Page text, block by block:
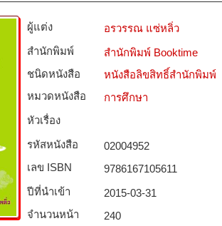
ผู้แต่ง
อรวรรณ แซ่หลิ่ว
สำนักพิมพ์
สำนักพิมพ์ Booktime
ชนิดหนังสือ­
หนังสือลิขสิทธิ์สำนักพิมพ์
หมวดหนังสือ­
การศึกษา
หัวเรื่อง
รหัสหนังสือ­
02004952
เลข ISBN
9786167105611
ปีที่นำเข้า
2015-03-31
จำนวนหน้า
240